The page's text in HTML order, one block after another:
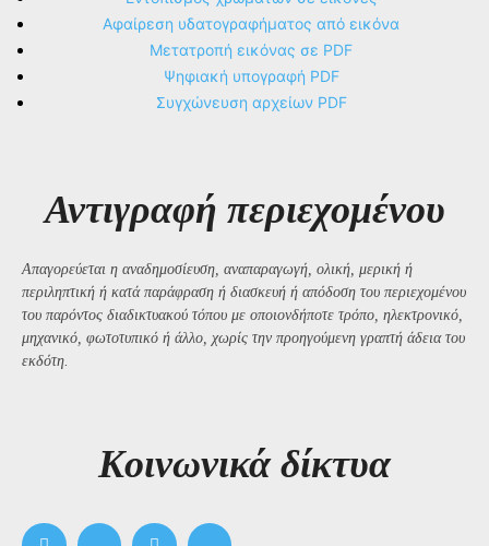
Αφαίρεση υδατογραφήματος από εικόνα
Μετατροπή εικόνας σε PDF
Ψηφιακή υπογραφή PDF
Συγχώνευση αρχείων PDF
Αντιγραφή περιεχομένου
Απαγορεύεται η αναδημοσίευση, αναπαραγωγή, ολική, μερική ή
περιληπτική ή κατά παράφραση ή διασκευή ή απόδοση του περιεχομένου
του παρόντος διαδικτυακού τόπου με οποιονδήποτε τρόπο, ηλεκτρονικό,
μηχανικό, φωτοτυπικό ή άλλο, χωρίς την προηγούμενη γραπτή άδεια του
εκδότη.
Kοινωνικά δίκτυα